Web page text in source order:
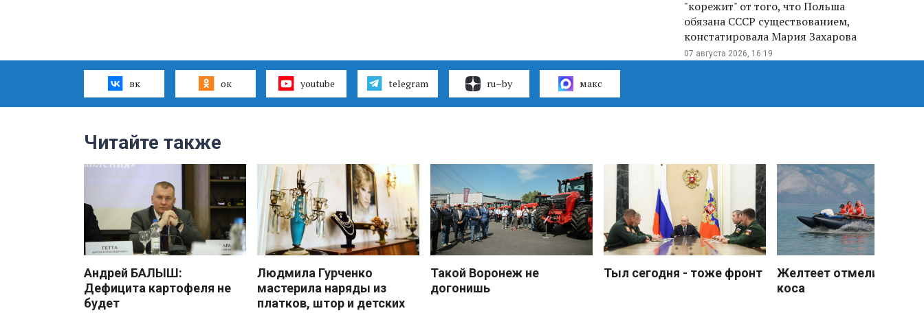
"корежит" от того, что Польша
обязана СССР существованием,
констатировала Мария Захарова
07 августа 2026, 16:19
вк ок youtube telegram ru–by макс
Читайте также
Андрей БАЛЫШ:
Дефицита картофеля не
будет
Людмила Гурченко
мастерила наряды из
платков, штор и детских
Такой Воронеж не
догонишь
Тыл сегодня - тоже фронт
Желтеет отмели
коса